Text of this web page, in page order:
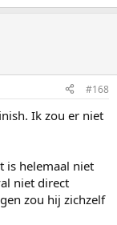
#168
Ik zou er niet
is helemaal niet
niet direct
zou hij zichzelf